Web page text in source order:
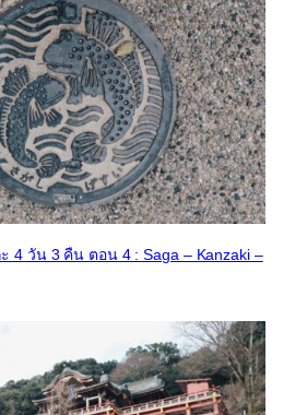
4 วัน 3 คืน ตอน 4 : Saga – Kanzaki –